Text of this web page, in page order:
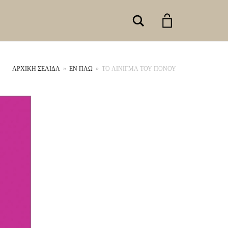
Search
ΑΡΧΙΚΉ ΣΕΛΊΔΑ » ΕΝ ΠΛΩ » ΤΟ ΑΙΝΙΓΜΑ ΤΟΥ ΠΟΝΟΥ